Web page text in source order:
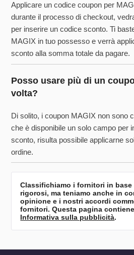
Applicare un codice coupon per
durante il processo di checkout,
per inserire un codice sconto. Ti
MAGIX in tuo possesso e verrà
sconto alla somma totale da pagare.
Posso usare più di un
volta?
Di solito, i coupon MAGIX non sono
che è disponibile un solo campo per
sconto, risulta possibile applicarne
ordine.
Classifichiamo i fornitori in base
rigorosi, ma teniamo anche in
opinione e i nostri accordi
fornitori. Questa pagina
Informativa sulla pubblicità.